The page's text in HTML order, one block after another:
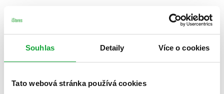
Souhlas Detaily Více o cookies
Tato webová stránka používá cookies